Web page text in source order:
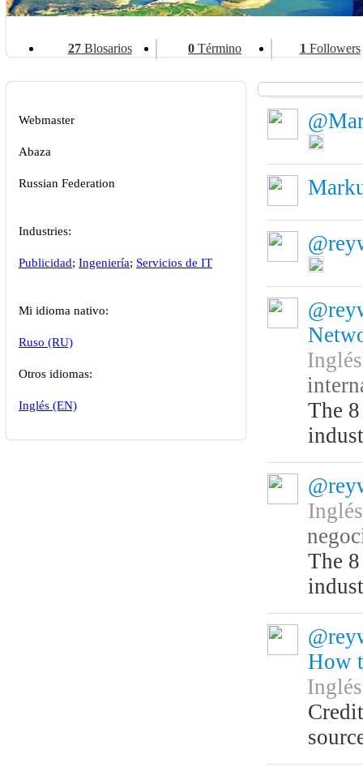
27Blosarios 0 Término 1 Followers
Webmaster
Abaza
Russian Federation
Industries:
Publicidad; Ingeniería; Servicios de IT
Mi idioma nativo:
Ruso (RU)
Otros idiomas:
Inglés (EN)
The
The
How